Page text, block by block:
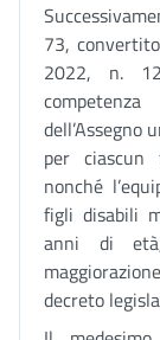
73,
2022, n.
dell’Assegno
per ciascun
nonché
figli disabili
anni di
decreto